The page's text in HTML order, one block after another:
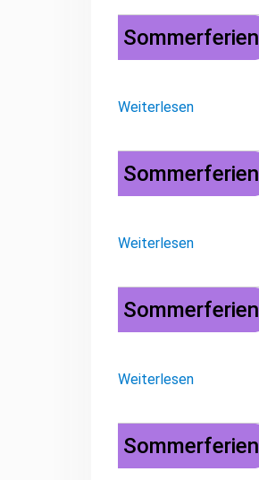
Sommerferien
Weiterlesen
Sommerferien
Weiterlesen
Sommerferien
Weiterlesen
Sommerferien